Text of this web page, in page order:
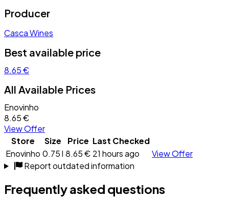
Producer
Casca Wines
Best available price
8.65 €
All Available Prices
Enovinho
8.65 €
View Offer
Store
Size Price Last Checked
Enovinho 0.75 l 8.65 € 21 hours ago
View Offer
Report outdated information
Frequently asked questions